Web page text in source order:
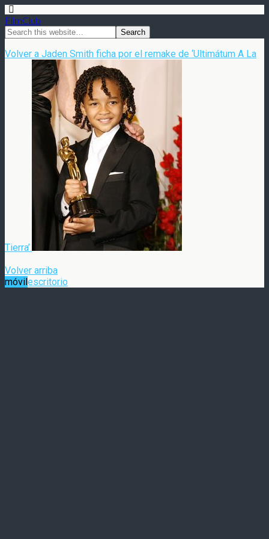
FilmClub
Volver a Jaden Smith ficha por el remake de ‘Ultimátum A La
Tierra’.
Volver arriba
móvilescritorio